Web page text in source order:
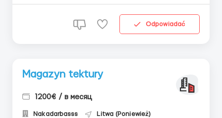
Odpowiadać
Magazyn tektury
1200€ / в месяц
Nakadarbasss Litwa (Poniewież)